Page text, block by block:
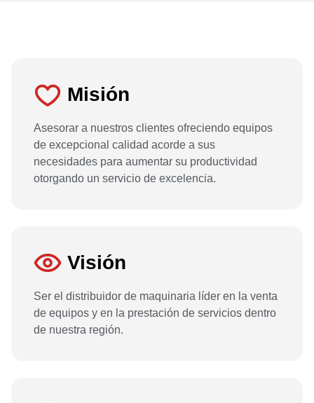
Misión
Asesorar a nuestros clientes ofreciendo equipos
de excepcional calidad acorde a sus
necesidades para aumentar su productividad
otorgando un servicio de excelencia.
Visión
Ser el distribuidor de maquinaria líder en la venta
de equipos y en la prestación de servicios dentro
de nuestra región.